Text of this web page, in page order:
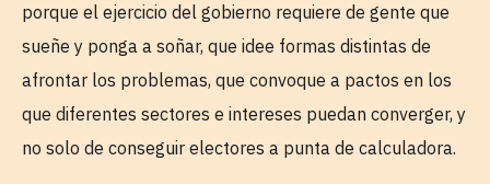
porque el ejercicio del gobierno requiere de gente que
sueñe y ponga a soñar, que idee formas distintas de
afrontar los problemas, que convoque a pactos en los
que diferentes sectores e intereses puedan converger, y
no solo de conseguir electores a punta de calculadora.